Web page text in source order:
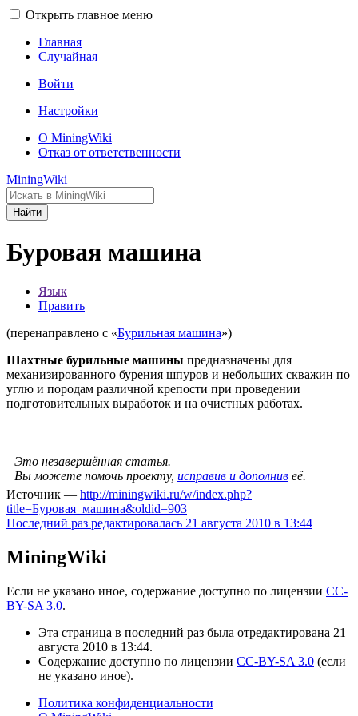
Открыть главное меню
Главная
Случайная
Войти
Настройки
О MiningWiki
Отказ от ответственности
MiningWiki
Найти
Буровая машина
Язык
Править
(перенаправлено с «Бурильная машина»)
Шахтные бурильные машины предназначены для
механизированного бурения шпуров и небольших скважин по
углю и породам различной крепости при проведении
подготовительных выработок и на очистных работах.
Это незавершённая статья.
Вы можете помочь проекту, исправив и дополнив её.
Источник — http://miningwiki.ru/w/index.php?
title=Буровая_машина&oldid=903
Последний раз редактировалась 21 августа 2010 в 13:44
MiningWiki
Если не указано иное, содержание доступно по лицензии CC-
BY-SA 3.0.
Эта страница в последний раз была отредактирована 21
августа 2010 в 13:44.
Содержание доступно по лицензии CC-BY-SA 3.0 (если
не указано иное).
Политика конфиденциальности